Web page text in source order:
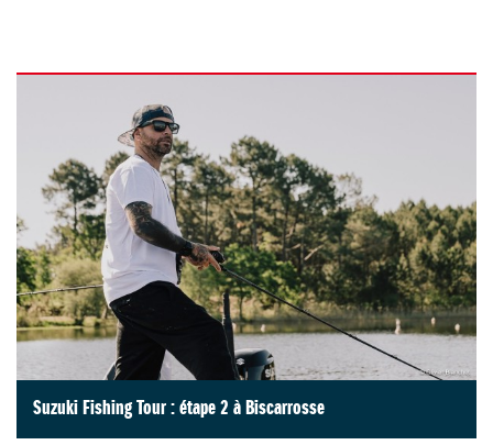
Suzuki Fishing Tour : étape 2 à Biscarrosse